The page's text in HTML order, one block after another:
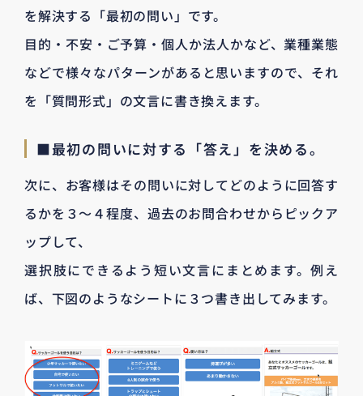
を解決する「最初の問い」です。
目的・不安・ご予算・個人か法人かなど、業種業態
などで様々なパターンがあると思いますので、それ
を「質問形式」の文言に書き換えます。
■最初の問いに対する「答え」を決める。
次に、お客様はその問いに対してどのように回答す
るかを３〜４程度、過去のお問合わせからピックア
ップして、
選択肢にできるよう短い文言にまとめます。例え
ば、下図のようなシートに３つ書き出してみます。